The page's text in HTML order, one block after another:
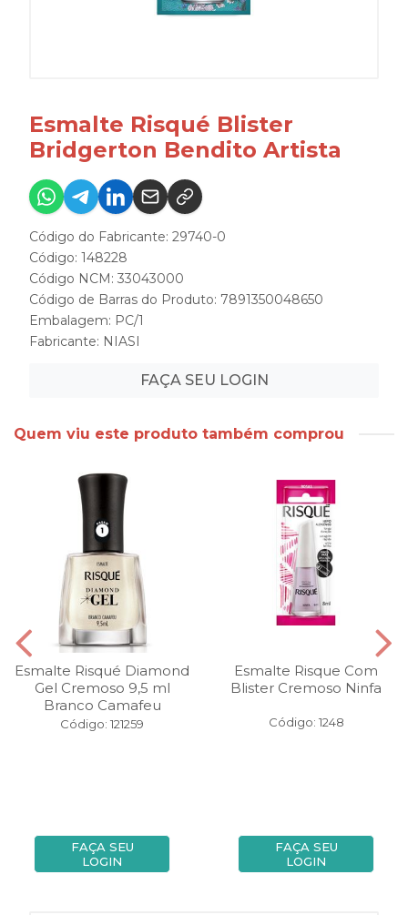
Esmalte Risqué Blister
Bridgerton Bendito Artista
Código do Fabricante: 29740-0
Código: 148228
Código NCM: 33043000
Código de Barras do Produto: 7891350048650
Embalagem: PC/1
Fabricante: NIASI
FAÇA SEU LOGIN
Quem viu este produto também comprou
Esmalte Risqué Diamond
Gel Cremoso 9,5 ml
Branco Camafeu
Código: 121259
FAÇA SEU
LOGIN
Esmalte Risque Com
Blister Cremoso Ninfa
Código: 1248
FAÇA SEU
LOGIN